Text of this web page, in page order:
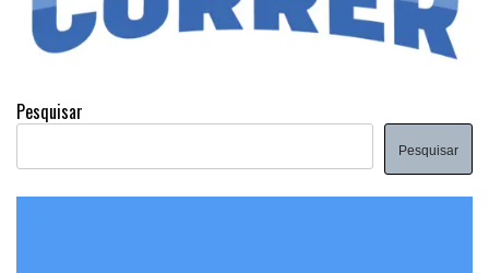
Pesquisar
Pesquisar